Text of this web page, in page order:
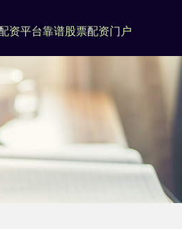
资平台靠谱股票配资门户